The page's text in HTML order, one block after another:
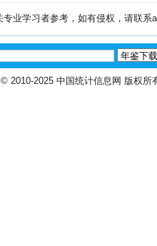
业学习者参考，如有侵权，请联系
2010-2025 中国统计信息网 版权所